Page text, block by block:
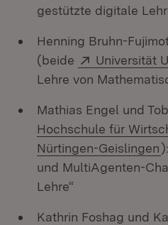
gestützte digitale
Henning Bruhn-
(beide
Extern:
Universität
Lehre von
Mathias Engel und
Hochschule für
Nürtingen-Geislingen
und MultiAgenten-
Lehre“
Kathrin Foshag und